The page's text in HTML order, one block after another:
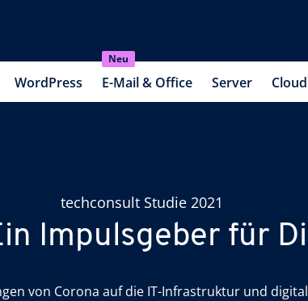
WordPress
Neu
E-Mail & Office Server Cloud
techconsult Studie 2021
Impulsgeber für
von Corona auf die IT-Infrastruktur und